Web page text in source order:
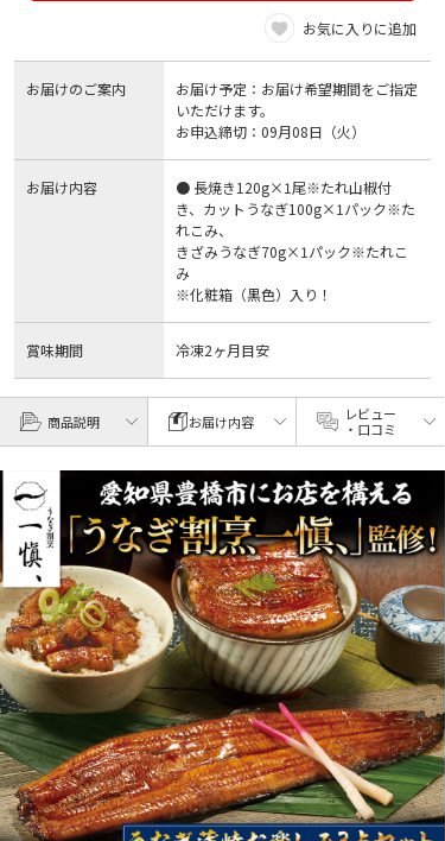
お気に入りに追加
お届けのご案内
お届け予定：お届け希望期間をご指定
いただけます。
お申込締切：09月08日（火）
お届け内容
● 長焼き120g×1尾※たれ山椒付
き、カットうなぎ100g×1パック※た
れこみ、
きざみうなぎ70g×1パック※たれこ
み
※化粧箱（黒色）入り！
賞味期間 冷凍2ヶ月目安
商品説明 お届け内容
レビュー
・口コミ